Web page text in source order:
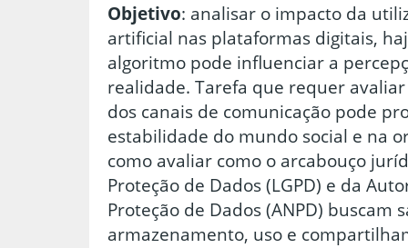
Objetivo: analisar o impacto da
artificial nas plataformas digitais,
algoritmo pode influenciar a
realidade. Tarefa que requer
dos canais de comunicação pode
estabilidade do mundo social e na
como avaliar como o arcabouço
Proteção de Dados (LGPD) e da
Proteção de Dados (ANPD) buscam
armazenamento, uso e